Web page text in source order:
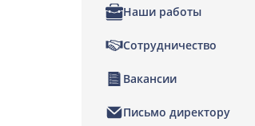
Наши работы
Сотрудничество
Вакансии
Письмо директору